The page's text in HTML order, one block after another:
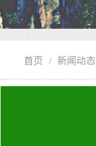
首页 / 新闻动态